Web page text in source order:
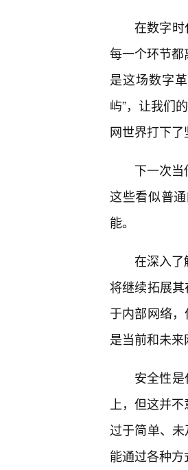
在数字时
每一个环节
是这场数字
屿”，让我们
网世界打下了
下一次当
这些看似普
能。
在深入了
将继续拓展
于内部网络
是当前和未来
安全性
上，但这并
过于简单、
能通过各种方